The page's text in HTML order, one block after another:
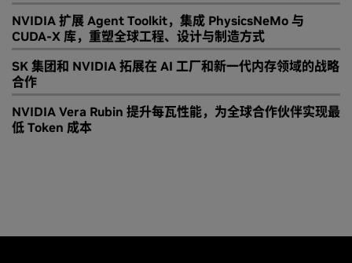
NVIDIA 扩展 Agent Toolkit，集成 PhysicsNeMo 与
CUDA-X 库，重塑全球工程、设计与制造方式
SK 集团和 NVIDIA 拓展在 AI 工厂和新一代内存领域的战略
合作
NVIDIA Vera Rubin 提升每瓦性能，为全球合作伙伴实现最
低 Token 成本